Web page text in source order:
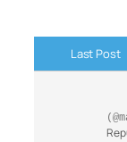
Last Post